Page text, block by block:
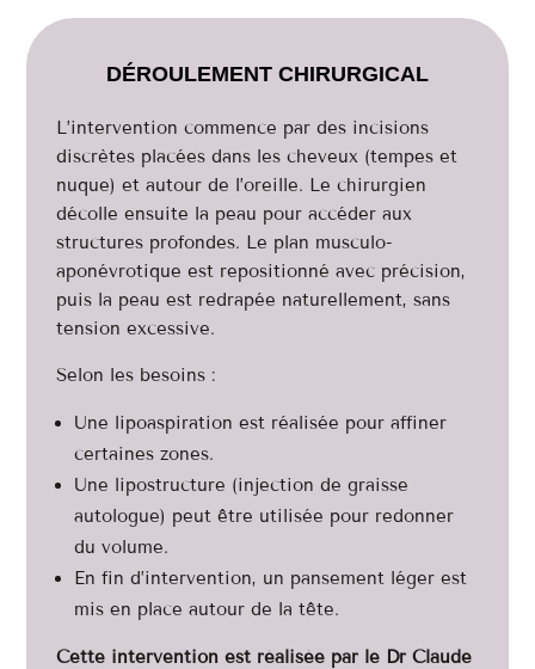
DÉROULEMENT CHIRURGICAL
L’intervention commence par des incisions
discrètes placées dans les cheveux (tempes et
nuque) et autour de l’oreille. Le chirurgien
décolle ensuite la peau pour accéder aux
structures profondes. Le plan musculo-
aponévrotique est repositionné avec précision,
puis la peau est redrapée naturellement, sans
tension excessive.
Selon les besoins :
Une lipoaspiration est réalisée pour affiner
certaines zones.
Une lipostructure (injection de graisse
autologue) peut être utilisée pour redonner
du volume.
En fin d’intervention, un pansement léger est
mis en place autour de la tête.
Cette intervention est réalisée par le Dr Claude